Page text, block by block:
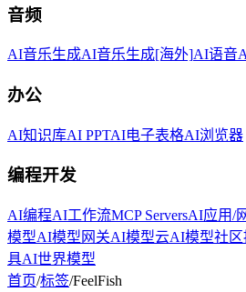
音频
AI音乐生成AI音乐生成[海外]AI语音
办公
AI知识库AI PPTAI电子表格AI浏览器
编程开发
AI编程AI工作流MCP ServersAI应用/
模型AI模型网关AI模型云AI模型社区
具AI世界模型
首页/标签/FeelFish